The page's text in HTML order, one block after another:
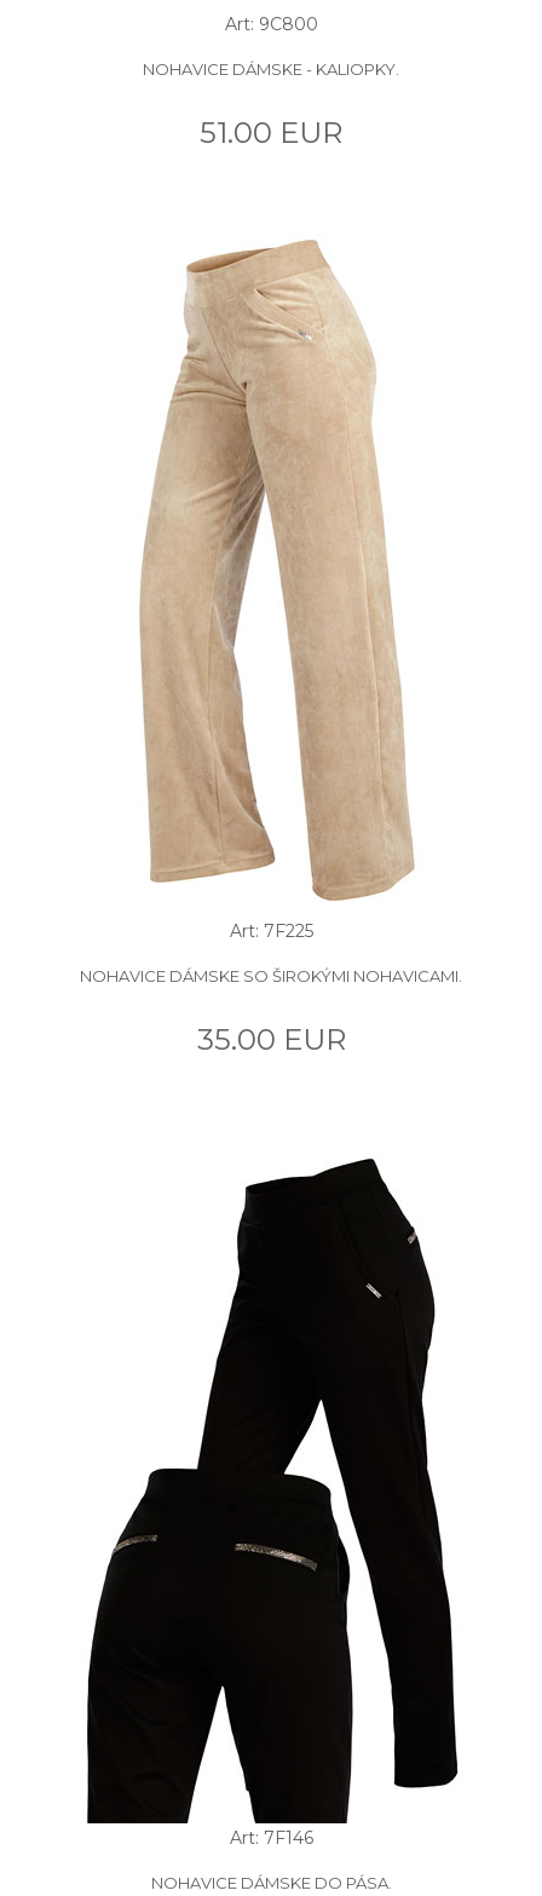
Art: 9C800
NOHAVICE DÁMSKE - KALIOPKY.
51.00 EUR
Art: 7F225
NOHAVICE DÁMSKE SO ŠIROKÝMI NOHAVICAMI.
35.00 EUR
Art: 7F146
NOHAVICE DÁMSKE DO PÁSA.